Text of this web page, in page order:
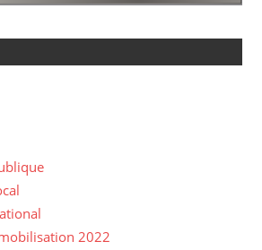
2022